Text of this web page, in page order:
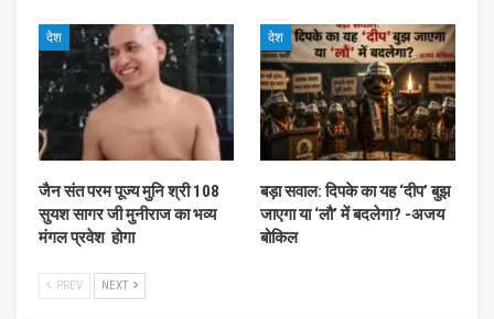
देश
जैन संत परम पूज्य मुनि श्री 108
सुयश सागर जी मुनीराज का भव्य
मंगल प्रवेश होगा
देश
बड़ा सवाल: दिपके का यह ‘दीप’ बुझ
जाएगा या ‘लौ’ में बदलेगा? -अजय
बोकिल
PREV NEXT